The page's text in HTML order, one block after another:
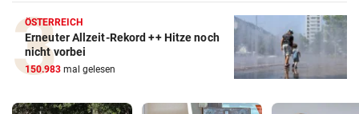
ÖSTERREICH
Erneuter Allzeit-Rekord ++ Hitze noch
nicht vorbei
150.983 mal gelesen